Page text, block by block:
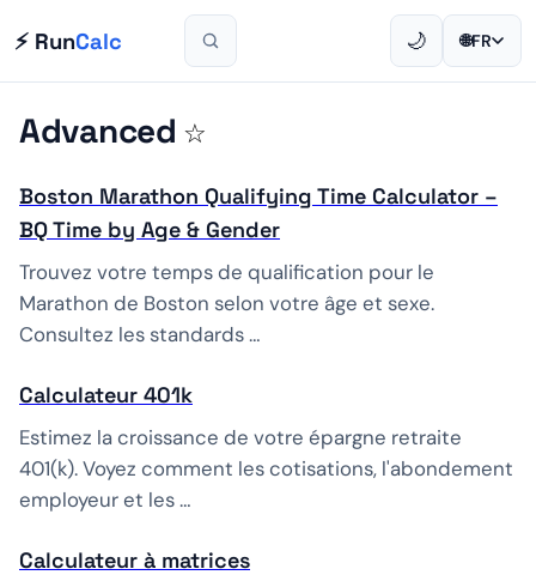
⚡ RunCalc 🌙 🌐FR
Advanced ☆
Boston Marathon Qualifying Time Calculator –
BQ Time by Age & Gender
Trouvez votre temps de qualification pour le
Marathon de Boston selon votre âge et sexe.
Consultez les standards …
Calculateur 401k
Estimez la croissance de votre épargne retraite
401(k). Voyez comment les cotisations, l'abondement
employeur et les …
Calculateur à matrices